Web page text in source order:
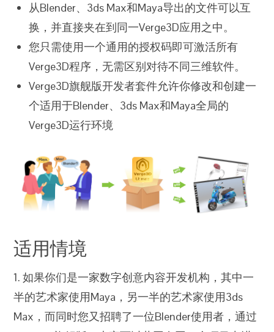
从Blender、3ds Max和Maya导出的文件可以互
换，并直接夹在到同一Verge3D应用之中。
您只需使用一个通用的授权码即可激活所有
Verge3D程序，无需区别对待不同三维软件。
Verge3D旗舰版开发者套件允许你修改和创建一
个适用于Blender、3ds Max和Maya全局的
Verge3D运行环境
适用情境
1. 如果你们是一家数字创意内容开发机构，其中一
半的艺术家使用Maya，另一半的艺术家使用3ds
Max，而同时您又招聘了一位Blender使用者，通过